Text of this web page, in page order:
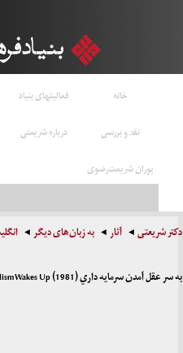
خانه فعالیتهای بنیاد
نقد و بررسی
درباره شریعتی
پوران شریعت‌رضوی
دکتر شریعتی آثار به زبان‌های دیگر
به سر عقل آمدن سرمايه داري (1981) Capitalism Wakes Up?!